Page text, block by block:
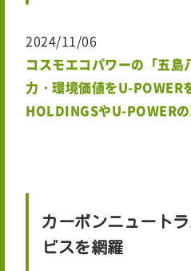
2024/11/06
コスモエコパワーの「五
力・環境価値をU-POWER
HOLDINGSやU-POWER
カーボンニュート
ビスを網羅